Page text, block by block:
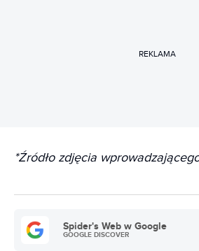
REKLAMA
*Źródło zdjęcia
Spider's Web w Google
GOOGLE DISCOVER